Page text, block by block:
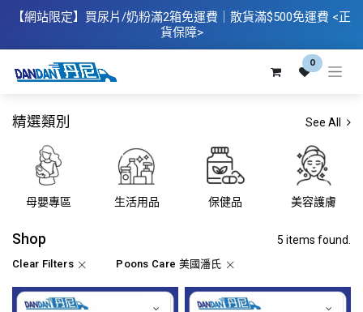
【網站限定】 買尿片/奶粉滿2箱免運費｜散​貨滿$500免運費 <正
貨保障>
0
精選類別 See All
母嬰專區 生活用品 保健品 美容護膚
Shop 5 items found.
Clear Filters Poons Care 美國潘氏